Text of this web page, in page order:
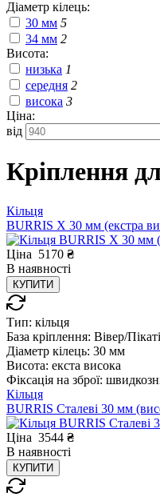
Діаметр кілець:
30 мм 5
34 мм 2
Висота:
низька 1
середня 2
висока 3
Ціна:
від
Кріплення
Кільця
BURRIS X 30 мм (екстра
Ціна 5170 ₴
В наявності
КУПИТИ
Тип: кільця
База кріплення: Вівер/
Діаметр кілець: 30 мм
Висота: екста висока
Фіксація на зброї:
Кільця
BURRIS Сталеві 30 мм
Ціна 3544 ₴
В наявності
КУПИТИ